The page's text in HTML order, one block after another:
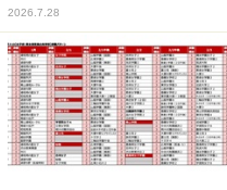
2026.7.28